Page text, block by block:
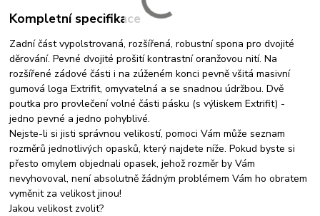
Kompletní specifikace
Zadní část vypolstrovaná, rozšířená, robustní spona pro dvojité
děrování. Pevné dvojité prošití kontrastní oranžovou nití. Na
rozšířené zádové části i na zúženém konci pevně všitá masivní
gumová loga Extrifit, omyvatelná a se snadnou údržbou. Dvě
poutka pro provlečení volné části pásku (s výliskem Extrifit) -
jedno pevné a jedno pohyblivé.
Nejste-li si jisti správnou velikostí, pomoci Vám může seznam
rozměrů jednotlivých opasků, který najdete níže. Pokud byste si
přesto omylem objednali opasek, jehož rozměr by Vám
nevyhovoval, není absolutně žádným problémem Vám ho obratem
vyměnit za velikost jinou!
Jakou velikost zvolit?